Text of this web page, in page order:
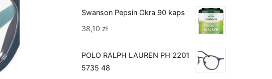
Swanson Pepsin Okra 90 kaps
38,10 zł
POLO RALPH LAUREN PH 2201
5735 48